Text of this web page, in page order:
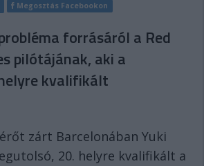
Megosztás Facebookon
forrásáról a Red
pilótájának, aki a
kvalifikált
zárt Barcelonában Yuki
20. helyre kvalifikált a